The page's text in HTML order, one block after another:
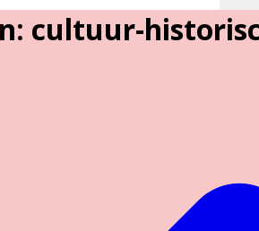
cultuur-